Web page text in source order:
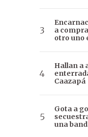
a
otro uno
Hallan a
Caazapá
Gota a
una